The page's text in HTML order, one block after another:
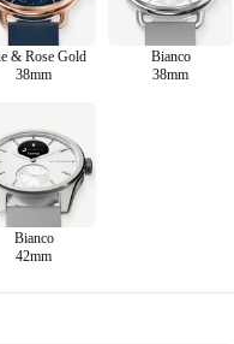
& Rose Gold
38mm
Bianco
38mm
Bianco
42mm